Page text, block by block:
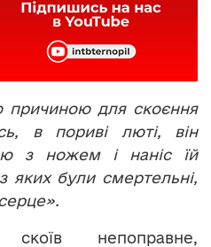
причиною для скоєння
в пориві люті, він
з ножем і наніс їй
яких були смертельні,
непоправне,